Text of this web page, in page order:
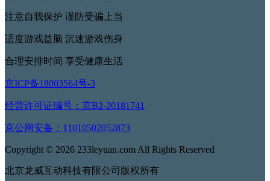
注意自我保护 谨防受骗上当
适度游戏益脑 沉迷游戏伤身
合理安排时间 享受健康生活
京ICP备18003564号-3
经营许可证编号：京B2-20181741
京公网安备：11010502052873
Copyright © 2026 233leyuan.com All Rights Reserved
北京龙威互动科技有限公司版权所有